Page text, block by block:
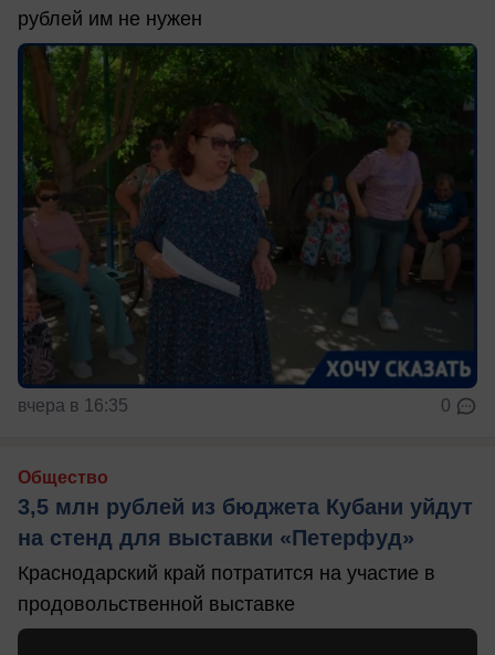
рублей им не нужен
вчера в 16:35 0
Общество
3,5 млн рублей из бюджета Кубани уйдут
на стенд для выставки «Петерфуд»
Краснодарский край потратится на участие в
продовольственной выставке